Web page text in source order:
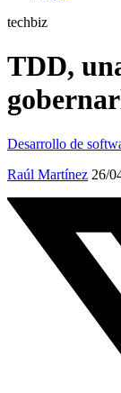
techbiz
TDD,
Desarrollo de
Raúl Martínez 26/